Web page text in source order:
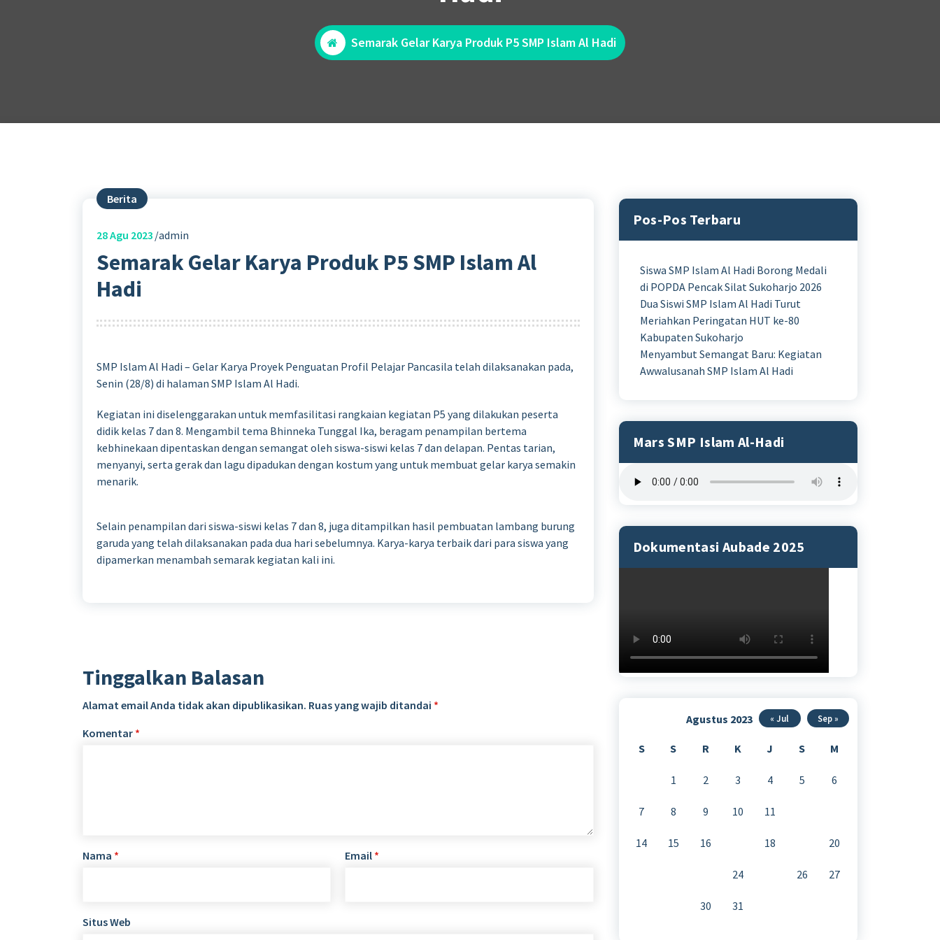
Semarak Gelar Karya Produk P5 SMP Islam Al Hadi
Berita
28Agu 2023 admin
Semarak Gelar Karya Produk P5 SMP Islam Al
Hadi
SMP Islam Al Hadi – Gelar Karya Proyek Penguatan Profil Pelajar Pancasila telah dilaksanakan pada,
Senin (28/8) di halaman SMP Islam Al Hadi.
Kegiatan ini diselenggarakan untuk memfasilitasi rangkaian kegiatan P5 yang dilakukan peserta
didik kelas 7 dan 8. Mengambil tema Bhinneka Tunggal Ika, beragam penampilan bertema
kebhinekaan dipentaskan dengan semangat oleh siswa-siswi kelas 7 dan delapan. Pentas tarian,
menyanyi, serta gerak dan lagu dipadukan dengan kostum yang untuk membuat gelar karya semakin
menarik.
Selain penampilan dari siswa-siswi kelas 7 dan 8, juga ditampilkan hasil pembuatan lambang burung
garuda yang telah dilaksanakan pada dua hari sebelumnya. Karya-karya terbaik dari para siswa yang
dipamerkan menambah semarak kegiatan kali ini.
Tinggalkan Balasan
Alamat email Anda tidak akan dipublikasikan. Ruas yang wajib ditandai *
Komentar *
Nama * Email *
Situs Web
Pos-Pos Terbaru
Siswa SMP Islam Al Hadi Borong Medali
di POPDA Pencak Silat Sukoharjo 2026
Dua Siswi SMP Islam Al Hadi Turut
Meriahkan Peringatan HUT ke-80
Kabupaten Sukoharjo
Menyambut Semangat Baru: Kegiatan
Awwalusanah SMP Islam Al Hadi
Mars SMP Islam Al-Hadi
Dokumentasi Aubade 2025
Agustus 2023
S S R K J S M
1 2 3 4 5 6
7 8 9 10 11
14 15 16 18 20
24 26 27
30 31
« Jul Sep »